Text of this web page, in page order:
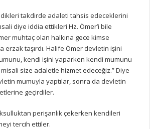
takdirde adaleti tahsis edeceklerini
diye iddia ettikleri Hz. Ömer’i bile
muhtaç olan halkına gece kimse
erzak taşırdı. Halife Ömer devletin işini
kendi işini yaparken kendi mumunu
size adaletle hizmet edeceğiz.” Diye
mumuyla yaptılar, sonra da devletin
geçirdiler.
perişanlık çekerken kendileri
tercih ettiler.